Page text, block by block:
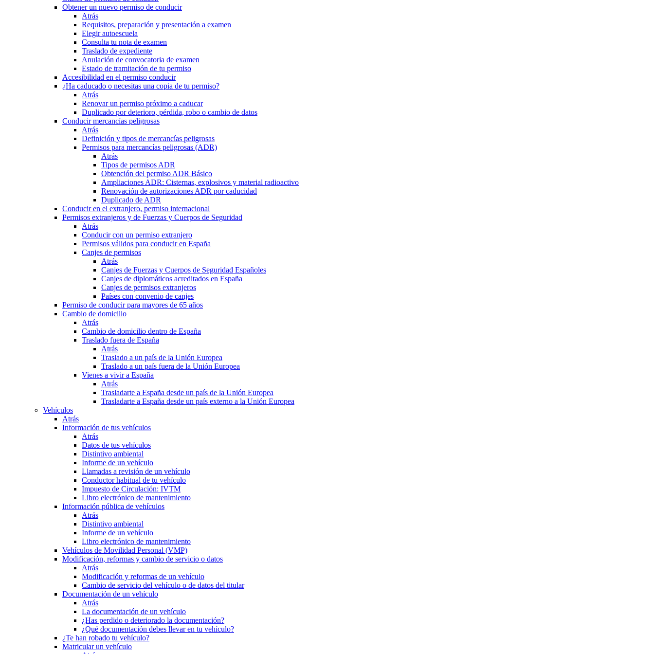
Obtener un nuevo permiso de conducir
Atrás
Requisitos, preparación y presentación a examen
Elegir autoescuela
Consulta tu nota de examen
Traslado de expediente
Anulación de convocatoria de examen
Estado de tramitación de tu permiso
Accesibilidad en el permiso conducir
¿Ha caducado o necesitas una copia de tu permiso?
Atrás
Renovar un permiso próximo a caducar
Duplicado por deterioro, pérdida, robo o cambio de datos
Conducir mercancías peligrosas
Atrás
Definición y tipos de mercancías peligrosas
Permisos para mercancías peligrosas (ADR)
Atrás
Tipos de permisos ADR
Obtención del permiso ADR Básico
Ampliaciones ADR: Cisternas, explosivos y material radioactivo
Renovación de autorizaciones ADR por caducidad
Duplicado de ADR
Conducir en el extranjero, permiso internacional
Permisos extranjeros y de Fuerzas y Cuerpos de Seguridad
Atrás
Conducir con un permiso extranjero
Permisos válidos para conducir en España
Canjes de permisos
Atrás
Canjes de Fuerzas y Cuerpos de Seguridad Españoles
Canjes de diplomáticos acreditados en España
Canjes de permisos extranjeros
Países con convenio de canjes
Permiso de conducir para mayores de 65 años
Cambio de domicilio
Atrás
Cambio de domicilio dentro de España
Traslado fuera de España
Atrás
Traslado a un país de la Unión Europea
Traslado a un país fuera de la Unión Europea
Vienes a vivir a España
Atrás
Trasladarte a España desde un país de la Unión Europea
Trasladarte a España desde un país externo a la Unión Europea
Vehículos
Atrás
Información de tus vehículos
Atrás
Datos de tus vehículos
Distintivo ambiental
Informe de un vehículo
Llamadas a revisión de un vehículo
Conductor habitual de tu vehículo
Impuesto de Circulación: IVTM
Libro electrónico de mantenimiento
Información pública de vehículos
Atrás
Distintivo ambiental
Informe de un vehículo
Libro electrónico de mantenimiento
Vehículos de Movilidad Personal (VMP)
Modificación, reformas y cambio de servicio o datos
Atrás
Modificación y reformas de un vehículo
Cambio de servicio del vehículo o de datos del titular
Documentación de un vehículo
Atrás
La documentación de un vehículo
¿Has perdido o deteriorado la documentación?
¿Qué documentación debes llevar en tu vehículo?
¿Te han robado tu vehículo?
Matricular un vehículo